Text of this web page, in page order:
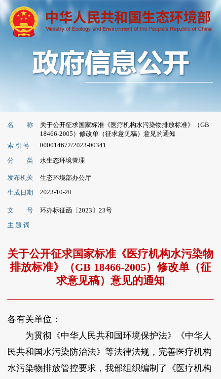
名 称
关于公开征求国家标准《医疗机构水污染物排放标准》（GB
18466-2005）修改单（征求意见稿）意见的通知
索 引 号
000014672/2023-00341
分 类 水生态环境管理
发布机关
生态环境部办公厅
生成日期
2023-10-20
文 号
环办标征函〔2023〕23号
主 题 词
关于公开征求国家标准《医疗机构水污染物
排放标准》（GB 18466-2005）修改单（征
求意见稿）意见的通知
各有关单位：
为贯彻《中华人民共和国环境保护法》《中华人
民共和国水污染防治法》等法律法规，完善医疗机构
水污染物排放管控要求，我部组织编制了《医疗机构